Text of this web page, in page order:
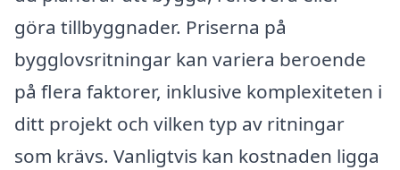
göra tillbyggnader. Priserna på
bygglovsritningar kan variera beroende
på flera faktorer, inklusive komplexiteten i
ditt projekt och vilken typ av ritningar
som krävs. Vanligtvis kan kostnaden ligga